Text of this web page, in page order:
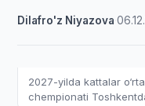
Dilafro'z Niyazova ·
2027-yilda kattalar
chempionati